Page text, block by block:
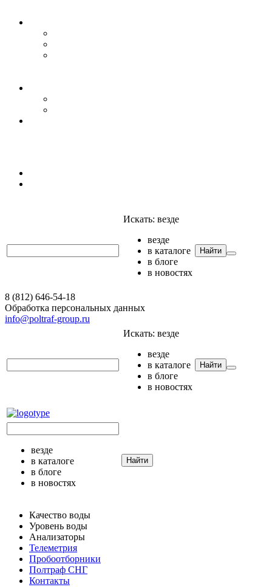
Искать: везде
везде
в каталоге
в блоге
в новостях
Найти
8 (812) 646-54-18
Обработка персональных данных
info@poltraf-group.ru
Искать: везде
везде
в каталоге
в блоге
в новостях
Найти
везде
в каталоге
в блоге
в новостях
Найти
Качество воды
Уровень воды
Анализаторы
Телеметрия
Пробоотборники
Полтраф СНГ
Контакты